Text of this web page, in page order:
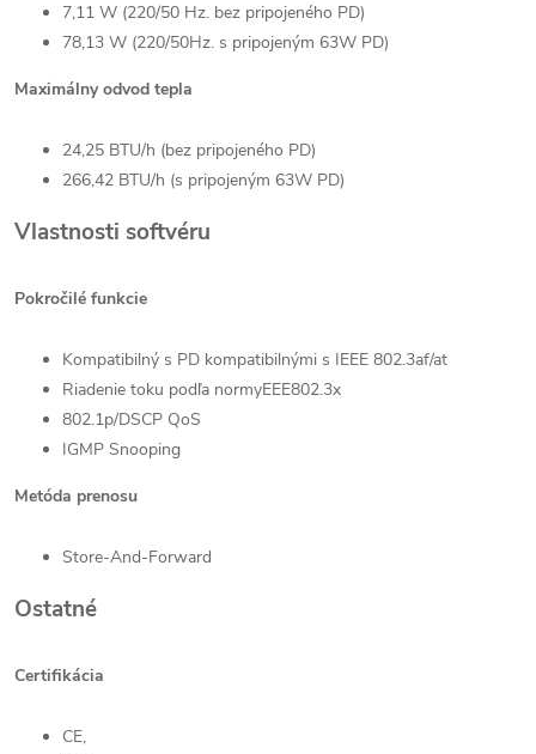
7,11 W (220/50 Hz. bez pripojeného PD)
78,13 W (220/50Hz. s pripojeným 63W PD)
Maximálny odvod tepla
24,25 BTU/h (bez pripojeného PD)
266,42 BTU/h (s pripojeným 63W PD)
Vlastnosti softvéru
Pokročilé funkcie
Kompatibilný s PD kompatibilnými s IEEE 802.3af/at
Riadenie toku podľa normyEEE802.3x
802.1p/DSCP QoS
IGMP Snooping
Metóda prenosu
Store-And-Forward
Ostatné
Certifikácia
CE,